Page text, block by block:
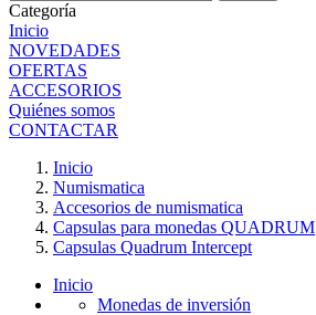
Categoría
Inicio
NOVEDADES
OFERTAS
ACCESORIOS
Quiénes somos
CONTACTAR
Inicio
Numismatica
Accesorios de numismatica
Capsulas para monedas QUADRUM
Capsulas Quadrum Intercept
Inicio
Monedas de inversión